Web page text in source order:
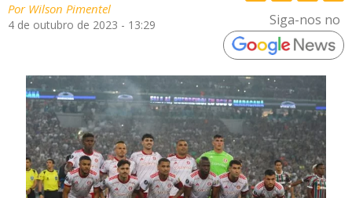
PorWilson Pimentel
4 de outubro de 2023 - 13:29 Siga-nos no